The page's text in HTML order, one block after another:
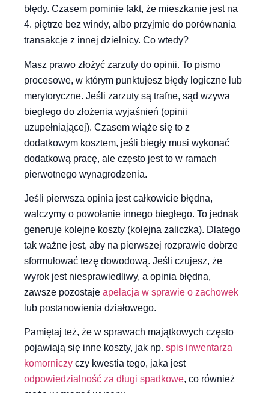
błędy. Czasem pominie fakt, że mieszkanie jest na
4. piętrze bez windy, albo przyjmie do porównania
transakcje z innej dzielnicy. Co wtedy?
Masz prawo złożyć zarzuty do opinii. To pismo
procesowe, w którym punktujesz błędy logiczne lub
merytoryczne. Jeśli zarzuty są trafne, sąd wzywa
biegłego do złożenia wyjaśnień (opinii
uzupełniającej). Czasem wiąże się to z
dodatkowym kosztem, jeśli biegły musi wykonać
dodatkową pracę, ale często jest to w ramach
pierwotnego wynagrodzenia.
Jeśli pierwsza opinia jest całkowicie błędna,
walczymy o powołanie innego biegłego. To jednak
generuje kolejne koszty (kolejna zaliczka). Dlatego
tak ważne jest, aby na pierwszej rozprawie dobrze
sformułować tezę dowodową. Jeśli czujesz, że
wyrok jest niesprawiedliwy, a opinia błędna,
zawsze pozostaje apelacja w sprawie o zachowek
lub postanowienia działowego.
Pamiętaj też, że w sprawach majątkowych często
pojawiają się inne koszty, jak np. spis inwentarza
komorniczy czy kwestia tego, jaka jest
odpowiedzialność za długi spadkowe, co również